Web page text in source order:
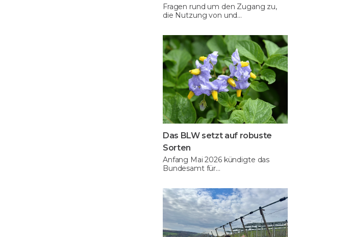
Fragen rund um den Zugang zu,
die Nutzung von und…
Das BLW setzt auf robuste
Sorten
Anfang Mai 2026 kündigte das
Bundesamt für…